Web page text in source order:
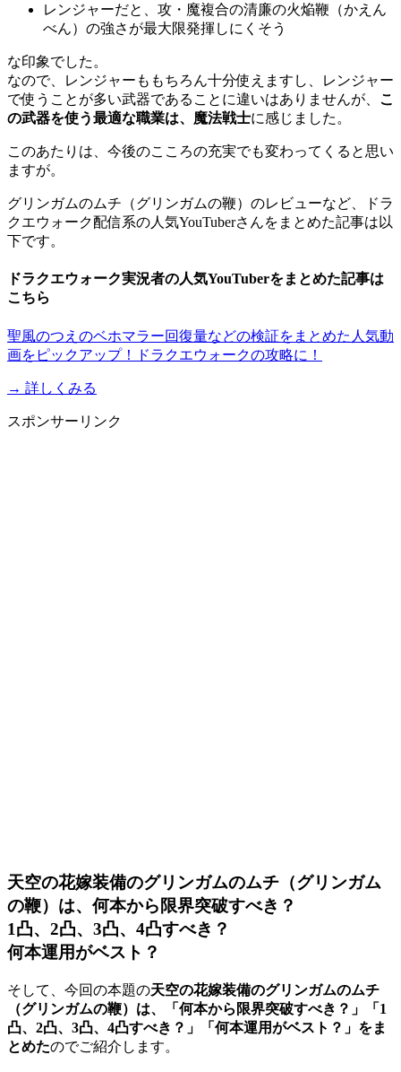
レンジャーだと、攻・魔複合の清廉の火焔鞭（かえん
べん）の強さが最大限発揮しにくそう
な印象でした。
なので、レンジャーももちろん十分使えますし、レンジャー
で使うことが多い武器であることに違いはありませんが、 こ
の武器を使う最適な職業は、魔法戦士に感じました。
このあたりは、今後のこころの充実でも変わってくると思い
ますが。
グリンガムのムチ（グリンガムの鞭）のレビューなど、ドラ
クエウォーク配信系の人気YouTuberさんをまとめた記事は以
下です。
ドラクエウォーク実況者の人気YouTuberをまとめた記事は
こちら
聖風のつえのベホマラー回復量などの検証をまとめた人気動
画をピックアップ！ドラクエウォークの攻略に！
→ 詳しくみる
スポンサーリンク
天空の花嫁装備のグリンガムのムチ（グリンガム
の鞭）は、何本から限界突破すべき？
1凸、2凸、3凸、4凸すべき？
何本運用がベスト？
そして、今回の本題の天空の花嫁装備のグリンガムのムチ
（グリンガムの鞭）は、「何本から限界突破すべき？」「1
凸、2凸、3凸、4凸すべき？」「何本運用がベスト？」をま
とめたのでご紹介します。